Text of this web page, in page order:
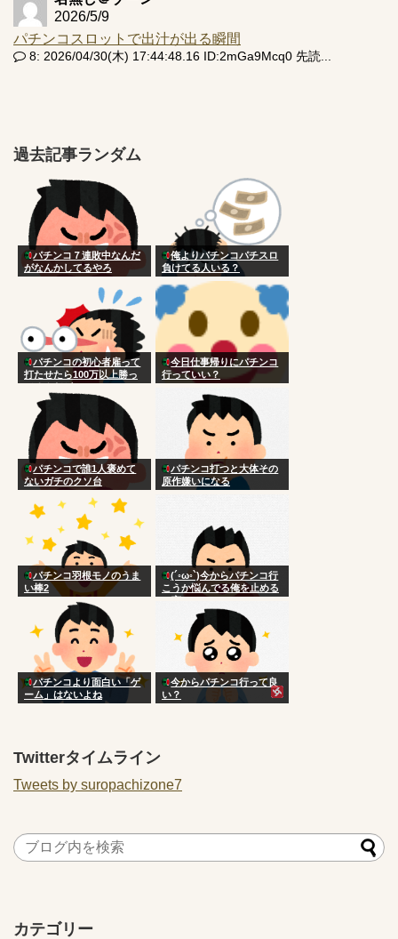
2026/5/9
パチンコスロットで出汁が出る瞬間
8: 2026/04/30(木) 17:44:48.16 ID:2mGa9Mcq0 先読...
過去記事ランダム
パチンコ７連敗中なんだ
がなんかしてるやろ
俺よりパチンコパチスロ
負けてる人いる？
パチンコの初心者雇って
打たせたら100万以上勝っ
てるんだが
今日仕事帰りにパチンコ
行っていい？
パチンコで誰1人褒めて
ないガチのクソ台
パチンコ打つと大体その
原作嫌いになる
パチンコ羽根モノのうま
い棒2
(´◦ω◦`)今からパチンコ行
こうか悩んでる俺を止める
一言
パチンコより面白い「ゲ
ーム」はないよね
今からパチンコ行って良
い？
Twitterタイムライン
Tweets by suropachizone7
カテゴリー